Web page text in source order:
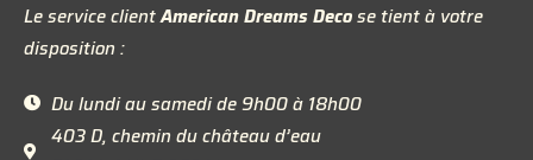
Le service clientAmerican Dreams Decose tient à votre
disposition :
Du lundi au samedi de 9h00 à 18h00
403 D, chemin du château d’eau